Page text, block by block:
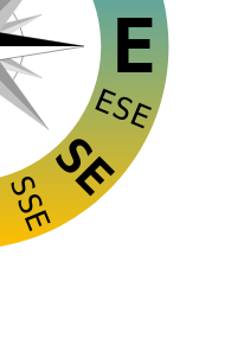
E
SE
ESE
SSE